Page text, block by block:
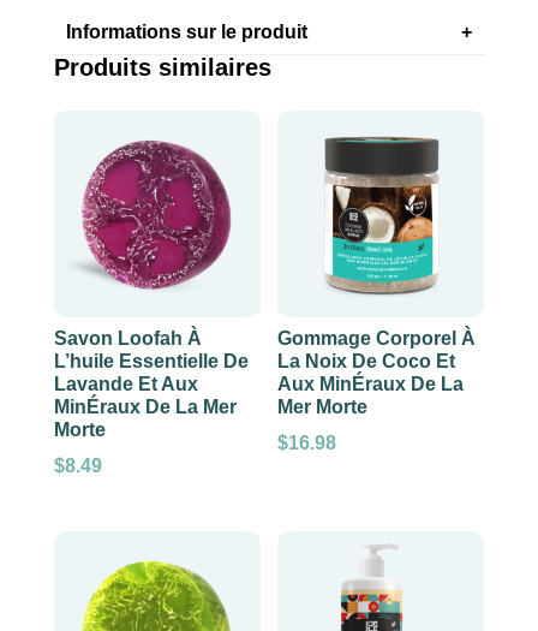
Informations sur le produit
Produits similaires
Savon Loofah À
L’huile Essentielle De
Lavande Et Aux
MinÉraux De La Mer
Morte
$8.49
Gommage Corporel À
La Noix De Coco Et
Aux MinÉraux De La
Mer Morte
$16.98